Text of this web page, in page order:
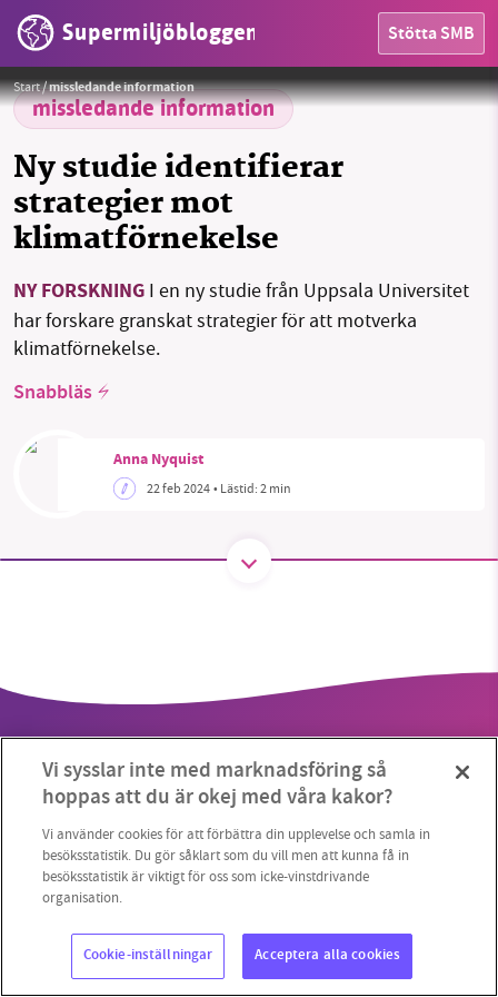
Supermiljöbloggen Stötta SMB
OMRÅDEN
MILJÖFAKTA
OM OSS
Sök Sparade inlägg Tipsa oss
Facebook
Start/missledande information
missledande information
Ny studie identifierar
strategier mot
klimatförnekelse
NY FORSKNING I en ny studie från Uppsala Universitet
har forskare granskat strategier för att motverka
klimatförnekelse.
Snabbläs
Anna Nyquist
22 feb 2024• Lästid:2 min
Foto:Fotograf: David Naylor
Copyright 2023 © Supermiljöbloggen Cookieinställningar
nyhetsbevakning och granskningar. Nu vill vi
utveckla vårt arbete – och vi hoppas att du
vill hjälpa oss.
Stötta vårt arbete genom att swisha en slant till
1231368703
Läs vad vi vill göra
Vi sysslar inte med marknadsföring så
hoppas att du är okej med våra kakor?
Vi använder cookies för att förbättra din upplevelse och samla in
besöksstatistik. Du gör såklart som du vill men att kunna få in
besöksstatistik är viktigt för oss som icke-vinstdrivande
organisation.
Cookie-inställningar Acceptera alla cookies